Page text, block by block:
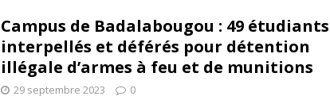
Campus de Badalabougou : 49 étudiants
interpellés et déférés pour détention
illégale d’armes à feu et de munitions
29 septembre 2023 0